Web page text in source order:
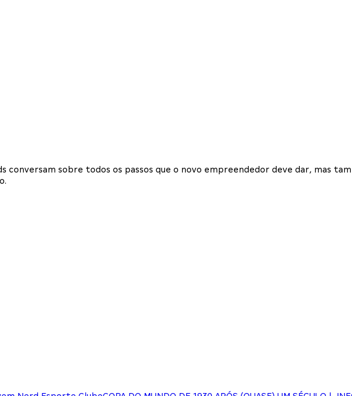
conversam sobre todos os passos que o novo empreendedor deve dar, mas